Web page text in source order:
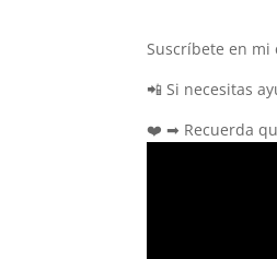
Suscríbete en
📲 Si necesitas
❤️ ➡ Recuerda